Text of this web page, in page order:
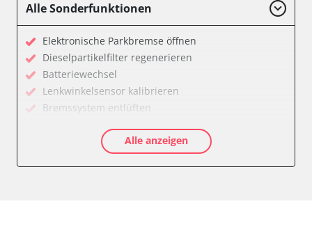
Bedieneinheit Mittelkonsole
Bordcomputer
CD-Wechsler
Command
Dachbedieneinheit (DBE)
Dämpfungssystem hinten links
Dämpfungssystem hinten rechts
Dämpfungssystem vorne links
Dämpfungssystem vorne rechts
Alle Sonderfunktionen
Elektronische Parkbremse öffnen
Dieselpartikelfilter regenerieren
Batteriewechsel
Lenkwinkelsensor kalibrieren
Bremssystem entlüften
Elektronische Parkbremse kalibrieren
Ölservicerückstellung
Alle anzeigen